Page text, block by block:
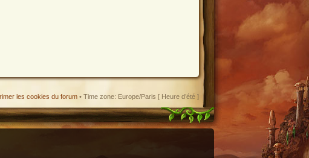
les cookies du forum • Time zone: Europe/Paris [ Heure d’été ]